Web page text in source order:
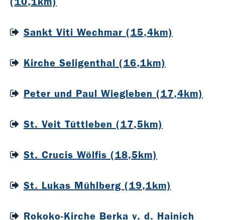
Sankt Viti Wechmar (15,4km)
Kirche Seligenthal (16,1km)
Peter und Paul Wiegleben (17,4km)
St. Veit Tüttleben (17,5km)
St. Crucis Wölfis (18,5km)
St. Lukas Mühlberg (19,1km)
Rokoko-Kirche Berka v. d. Hainich